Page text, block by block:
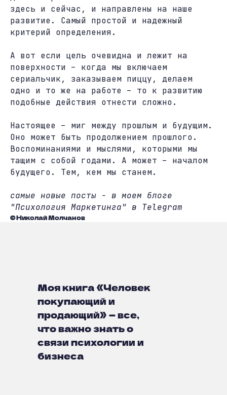
здесь и сейчас, и направлены на наше
развитие. Самый простой и надежный
критерий определения.
А вот если цель очевидна и лежит на
поверхности – когда мы включаем
сериальчик, заказываем пиццу, делаем
одно и то же на работе – то к развитию
подобные действия отнести сложно.
Настоящее – миг между прошлым и будущим.
Оно может быть продолжением прошлого.
Воспоминаниями и мыслями, которыми мы
тащим с собой годами. А может – началом
будущего. Тем, кем мы станем.
самые новые посты - в моем блоге
"Психология Маркетинга" в Telegram
© Николай Молчанов
Моя книга «Человек
покупающий и
продающий» — все,
что важно знать о
связи психологии и
бизнеса